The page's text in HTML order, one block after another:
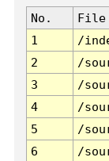
No. File
1
/
2
/
3
/
4
/
5
/
6
/